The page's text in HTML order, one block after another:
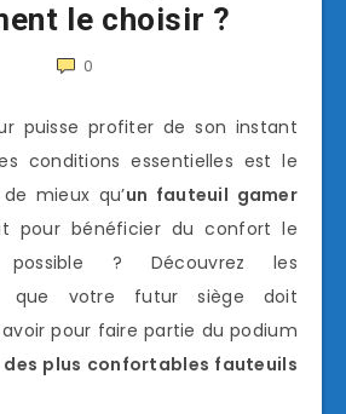
le choisir ?
0
puisse profiter de son instant
conditions essentielles est le
mieux qu’un fauteuil gamer
pour bénéficier du confort le
? Découvrez les
que votre futur siège doit
pour faire partie du podium
des plus confortables fauteuils